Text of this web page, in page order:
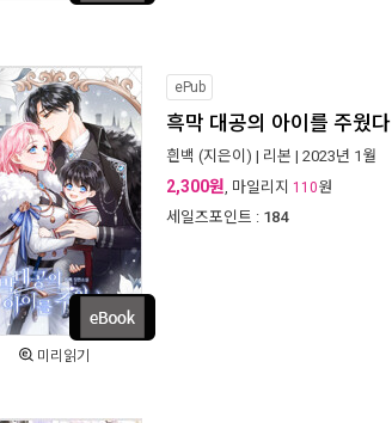
미리읽기
ePub
흑막 대공의 아이를 주웠다
흰백 (지은이) | 리본 | 2023년 1월
2,300원, 마일리지 110원
세일즈포인트 : 184